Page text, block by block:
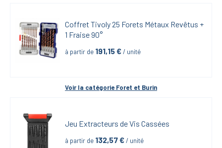
Coffret Tivoly 25 Forets Métaux Revêtus +
1 Fraise 90°
à partir de 191,15 € / unité
Voir la catégorie Foret et Burin
Jeu Extracteurs de Vis Cassées
à partir de 132,57 € / unité